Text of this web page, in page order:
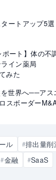
ートアップ5選
ポート】体の不
イン薬局
みた
世界へ──アス
スボーダー
ル #排出量削
#金融 #SaaS